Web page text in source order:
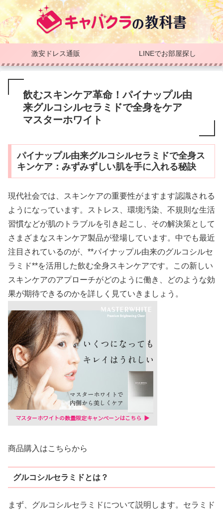
激安ドレス通販 LINEでお部屋探し
飲むスキンケア革命！パイナップル由
来グルコシルセラミドで全身をケア
マスターホワイト
パイナップル由来グルコシルセラミドで全身ス
キンケア：みずみずしい肌を手に入れる秘訣
現代社会では、スキンケアの重要性がますます認識される
ようになっています。ストレス、環境汚染、不規則な生活
習慣などが肌のトラブルを引き起こし、その解決策として
さまざまなスキンケア製品が登場しています。中でも最近
注目されているのが、**パイナップル由来のグルコシルセ
ラミド**を活用した飲む全身スキンケアです。この新しい
スキンケアのアプローチがどのように働き、どのような効
果が期待できるのかを詳しく見ていきましょう。
商品購入はこちらから
グルコシルセラミドとは？
まず、グルコシルセラミドについて説明します。セラミド